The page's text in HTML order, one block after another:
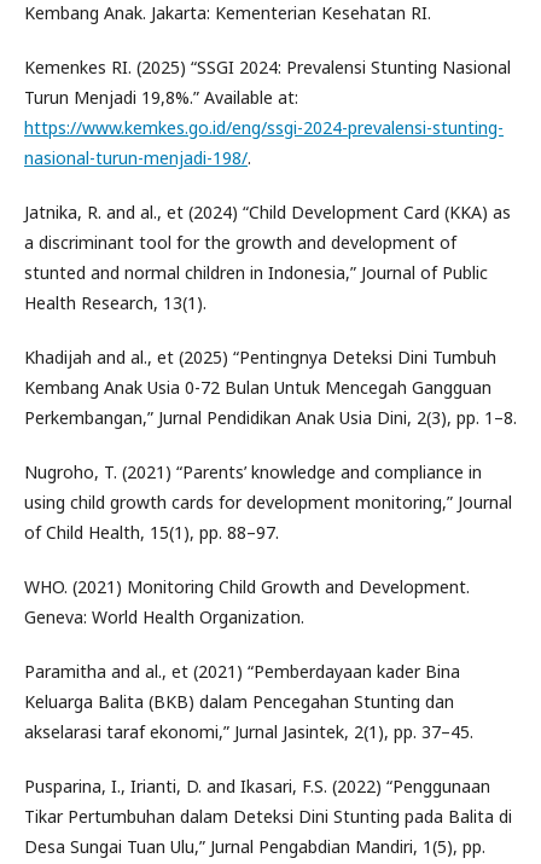
Kembang Anak. Jakarta: Kementerian Kesehatan RI.
Kemenkes RI. (2025) “SSGI 2024: Prevalensi Stunting Nasional
Turun Menjadi 19,8%.” Available at:
https://www.kemkes.go.id/eng/ssgi-2024-prevalensi-stunting-
nasional-turun-menjadi-198/.
Jatnika, R. and al., et (2024) “Child Development Card (KKA) as
a discriminant tool for the growth and development of
stunted and normal children in Indonesia,” Journal of Public
Health Research, 13(1).
Khadijah and al., et (2025) “Pentingnya Deteksi Dini Tumbuh
Kembang Anak Usia 0-72 Bulan Untuk Mencegah Gangguan
Perkembangan,” Jurnal Pendidikan Anak Usia Dini, 2(3), pp. 1–8.
Nugroho, T. (2021) “Parents’ knowledge and compliance in
using child growth cards for development monitoring,” Journal
of Child Health, 15(1), pp. 88–97.
WHO. (2021) Monitoring Child Growth and Development.
Geneva: World Health Organization.
Paramitha and al., et (2021) “Pemberdayaan kader Bina
Keluarga Balita (BKB) dalam Pencegahan Stunting dan
akselarasi taraf ekonomi,” Jurnal Jasintek, 2(1), pp. 37–45.
Pusparina, I., Irianti, D. and Ikasari, F.S. (2022) “Penggunaan
Tikar Pertumbuhan dalam Deteksi Dini Stunting pada Balita di
Desa Sungai Tuan Ulu,” Jurnal Pengabdian Mandiri, 1(5), pp.